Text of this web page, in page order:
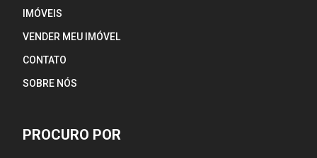
IMÓVEIS
VENDER MEU IMÓVEL
CONTATO
SOBRE NÓS
PROCURO POR